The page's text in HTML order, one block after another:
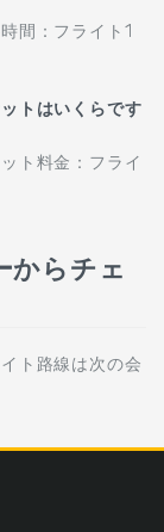
間：フライト1
トはいくらです
ト料金：フライ
からチェ
ト路線は次の会